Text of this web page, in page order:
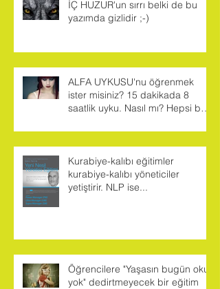
ALFA UYKUSU'nu öğrenmek
saatlik uyku. Nasıl mı? Hepsi bu
yazımda...
Kurabiye-kalıbı eğitimler